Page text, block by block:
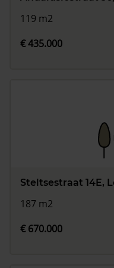
119 m2
€ 435.000
Steltsestraat 14E,
187 m2
€ 670.000